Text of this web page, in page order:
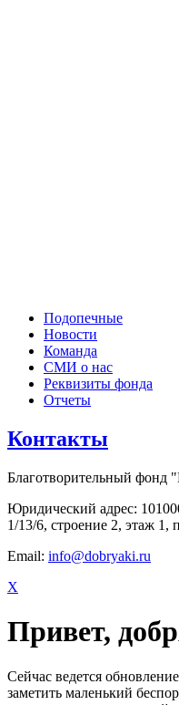
Подопечные
Новости
Команда
СМИ о нас
Реквизиты фонда
Отчеты
Контакты
Благотворительный фонд
Юридический адрес:
1/13/6, строение 2, этаж 1,
Email: info@dobryaki.ru
X
Привет,
Сейчас ведется
заметить маленький